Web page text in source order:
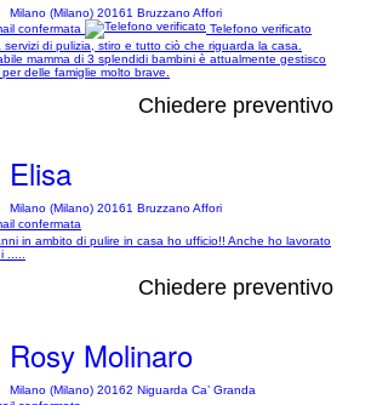
Milano (Milano) 20161 Bruzzano Affori
confermata
Telefono verificato
di pulizia, stiro e tutto ciò che riguarda la casa.
mamma di 3 splendidi bambini è attualmente gestisco
delle famiglie molto brave.
Chiedere preventivo
Elisa
Milano (Milano) 20161 Bruzzano Affori
confermata
in ambito di pulire in casa ho ufficio!! Anche ho lavorato
Chiedere preventivo
Rosy Molinaro
Milano (Milano) 20162 Niguarda Ca’ Granda